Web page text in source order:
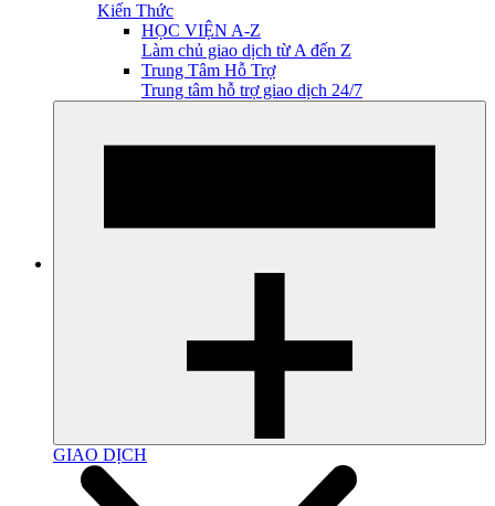
Kiến Thức
HỌC VIỆN A-Z
Làm chủ giao dịch từ A đến Z
Trung Tâm Hỗ Trợ
Trung tâm hỗ trợ giao dịch 24/7
GIAO DỊCH